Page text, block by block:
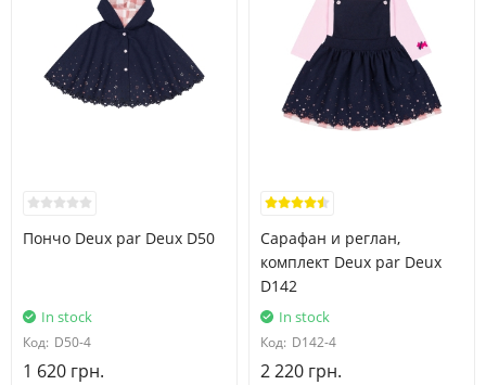
Пончо Deux par Deux D50
In stock
Код: D50-4
1 620 грн.
Сарафан и реглан,
комплект Deux par Deux
D142
In stock
Код: D142-4
2 220 грн.